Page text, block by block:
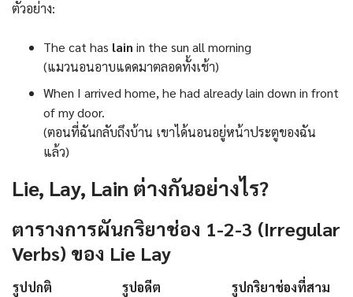
ตัวอย่าง:
The cat has lain in the sun all morning
(แมวนอนอาบแดดมาตลอดทั้งเช้า)
When I arrived home, he had already lain down in front
of my door.
(ตอนที่ฉันกลับถึงบ้าน เขาได้นอนอยู่หน้าประตูของฉัน
แล้ว)
Lie, Lay, Lain ต่างกันอย่างไร?
ตารางการผันกริยาช่อง 1-2-3 (Irregular
Verbs) ของ Lie Lay
รูปปกติ รูปอดีต
รูปกริยาช่องที่สาม